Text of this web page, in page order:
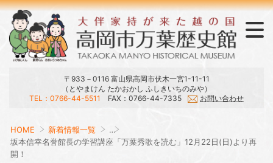
〒933－0116 富山県高岡市伏木一宮1-11-11
（とやまけん たかおかし ふしきいちのみや）
TEL：0766-44-5511
FAX：0766-44-7335 お問い合わせ
展示・庭園・館内マップ
ラウンジ・おみやげ・刊行物
開館日・時間・観覧料
HOME 新着情報一覧
…
坂本信幸名誉館長の学習講座「万葉秀歌を読む」12月22日(日)より再
開！